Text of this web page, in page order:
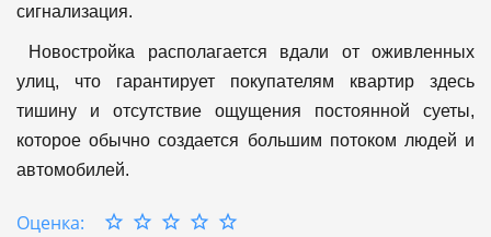
сигнализация.
Новостройка располагается вдали от оживленных
улиц, что гарантирует покупателям квартир здесь
тишину и отсутствие ощущения постоянной суеты,
которое обычно создается большим потоком людей и
автомобилей.
Оценка: